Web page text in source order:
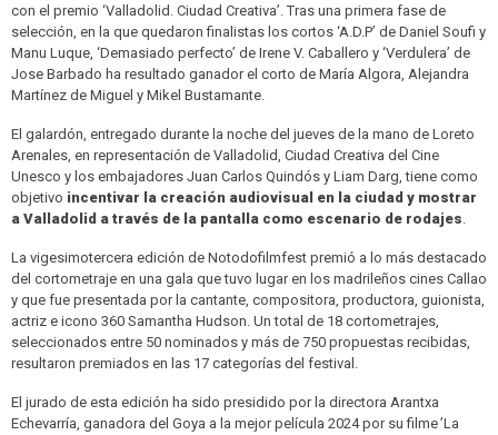
con el premio ‘Valladolid. Ciudad Creativa’. Tras una primera fase de
selección, en la que quedaron finalistas los cortos ‘A.D.P’ de Daniel Soufi y
Manu Luque, ‘Demasiado perfecto’ de Irene V. Caballero y ‘Verdulera’ de
Jose Barbado ha resultado ganador el corto de María Algora, Alejandra
Martínez de Miguel y Mikel Bustamante.
El galardón, entregado durante la noche del jueves de la mano de Loreto
Arenales, en representación de Valladolid, Ciudad Creativa del Cine
Unesco y los embajadores Juan Carlos Quindós y Liam Darg, tiene como
objetivo incentivar la creación audiovisual en la ciudad y mostrar
a Valladolid a través de la pantalla como escenario de rodajes.
La vigesimotercera edición de Notodofilmfest premió a lo más destacado
del cortometraje en una gala que tuvo lugar en los madrileños cines Callao
y que fue presentada por la cantante, compositora, productora, guionista,
actriz e icono 360 Samantha Hudson. Un total de 18 cortometrajes,
seleccionados entre 50 nominados y más de 750 propuestas recibidas,
resultaron premiados en las 17 categorías del festival.
El jurado de esta edición ha sido presidido por la directora Arantxa
Echevarría, ganadora del Goya a la mejor película 2024 por su filme ’La